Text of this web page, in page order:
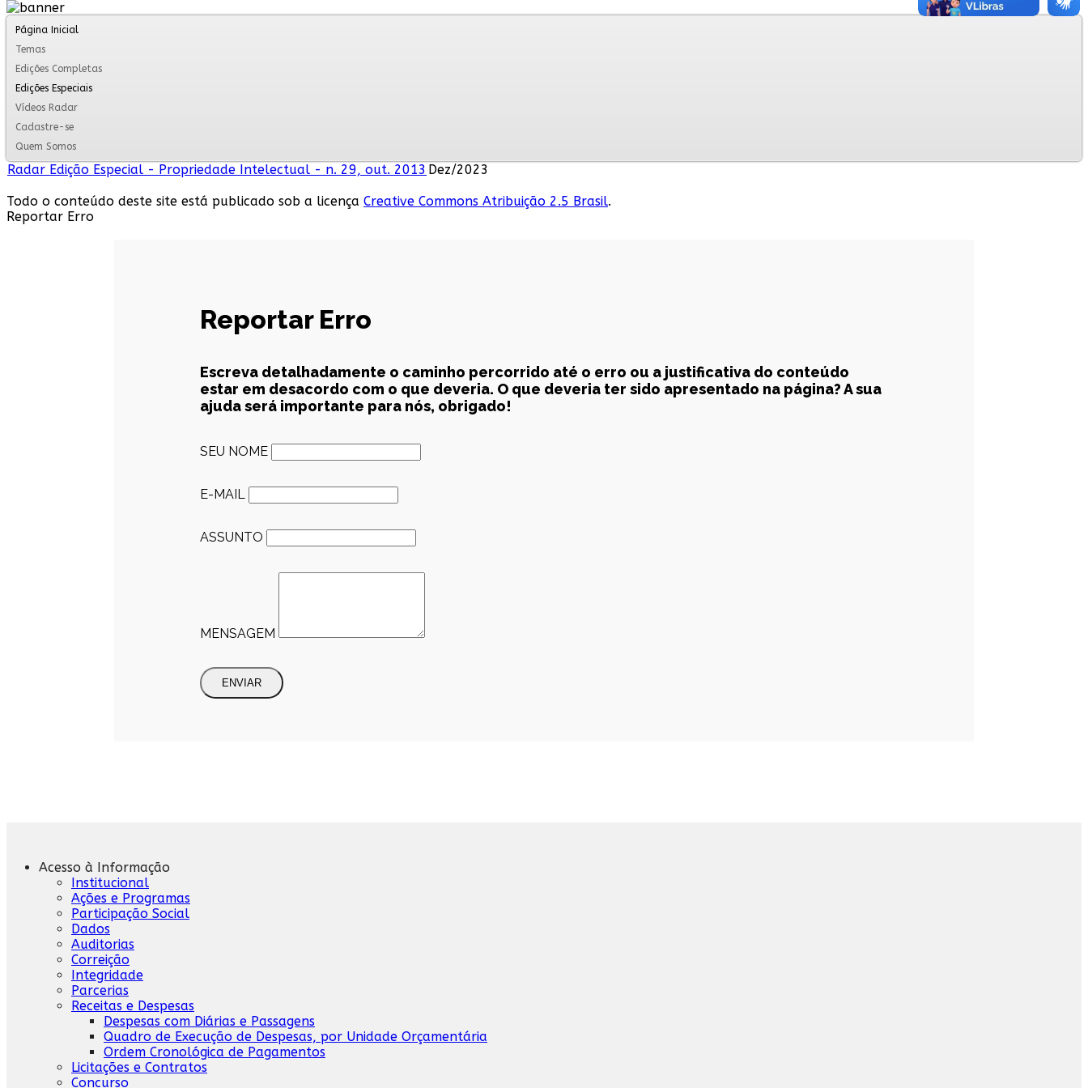
Página Inicial
Temas
Edições Completas
Edições Especiais
Vídeos Radar
Cadastre-se
Quem Somos
Radar Edição Especial - Propriedade Intelectual - n. 29, out. 2013 Dez/2023
Todo o conteúdo deste site está publicado sob a licença Creative Commons Atribuição 2.5 Brasil.
Reportar Erro
Reportar Erro
Escreva detalhadamente o caminho percorrido até o erro ou a justificativa do conteúdo
estar em desacordo com o que deveria. O que deveria ter sido apresentado na página? A sua
ajuda será importante para nós, obrigado!
SEU NOME
E-MAIL
ASSUNTO
MENSAGEM
ENVIAR
Acesso à Informação
Institucional
Ações e Programas
Participação Social
Dados
Auditorias
Correição
Integridade
Parcerias
Receitas e Despesas
Despesas com Diárias e Passagens
Quadro de Execução de Despesas, por Unidade Orçamentária
Ordem Cronológica de Pagamentos
Licitações e Contratos
Concurso